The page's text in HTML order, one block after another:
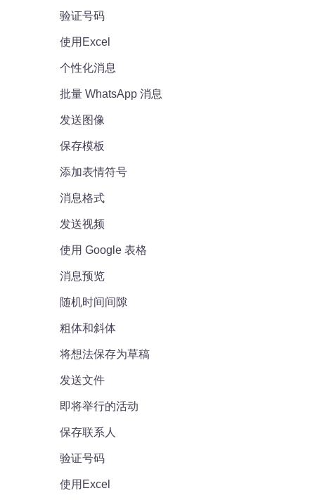
验证号码
使用Excel
个性化消息
批量 WhatsApp 消息
发送图像
保存模板
添加表情符号
消息格式
发送视频
使用 Google 表格
消息预览
随机时间间隙
粗体和斜体
将想法保存为草稿
发送文件
即将举行的活动
保存联系人
验证号码
使用Excel